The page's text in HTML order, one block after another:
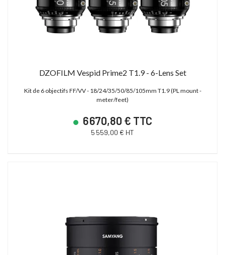
DZOFILM Vespid Prime2 T1.9 - 6-Lens Set
Kit de 6 objectifs FF/VV - 18/24/35/50/85/105mm T1.9 (PL mount -
meter/feet)
6 670,80 € TTC
5 559,00 € HT